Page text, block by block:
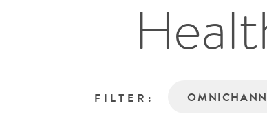
FILTER: